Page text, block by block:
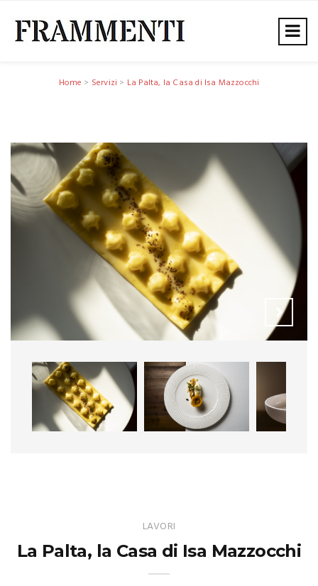
Home > Servizi > La Palta, la Casa di Isa Mazzocchi
LAVORI
La Palta, la Casa di Isa Mazzocchi